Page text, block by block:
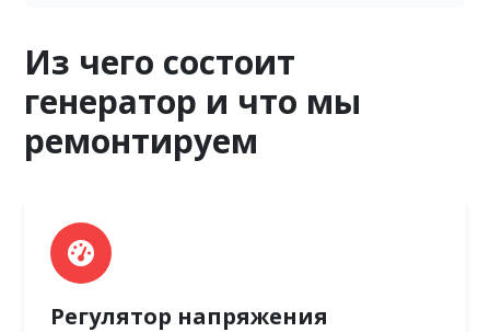
Из чего состоит
генератор и что мы
ремонтируем
Регулятор напряжения